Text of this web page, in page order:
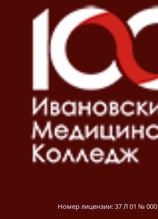
Номер лицензии: 37 Л 01 №